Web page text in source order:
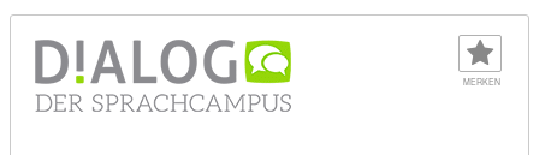
MERKEN